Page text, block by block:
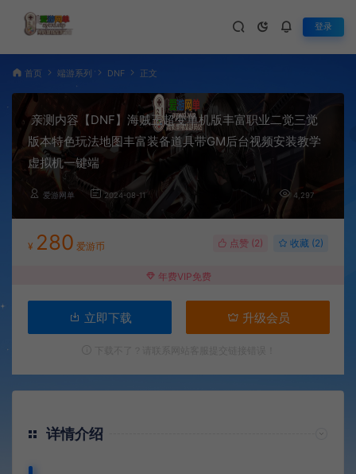
登录
首页 端游系列 DNF 正文
亲测内容【DNF】海贼王超变单机版丰富职业二觉三觉
版本特色玩法地图丰富装备道具带GM后台视频安装教学
虚拟机一键端
爱游网单 2024-08-11 4,297
¥ 280 爱游币 点赞 (2) 收藏 (2)
年费VIP免费
立即下载 升级会员
详情介绍